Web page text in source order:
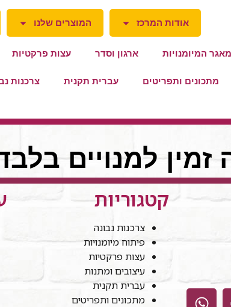
אודות המרכז המוצרים שלנו
מאגר המיומנויות ארגון וסדר עצות פרקטיות
מתכונים ותפריטים עברית תקנית צרכנות
זמין למנויים
קטגוריות
צרכנות נבונה
פיתוח מיומנויות
עצות פרקטיות
עיצובים ומתנות
עברית תקנית
מתכונים ותפריטים